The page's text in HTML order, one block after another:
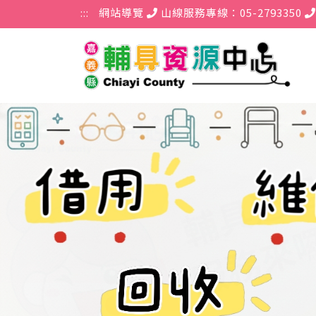
跳到主要內容區塊
::: 網站導覽 山線服務專線：05-2793350